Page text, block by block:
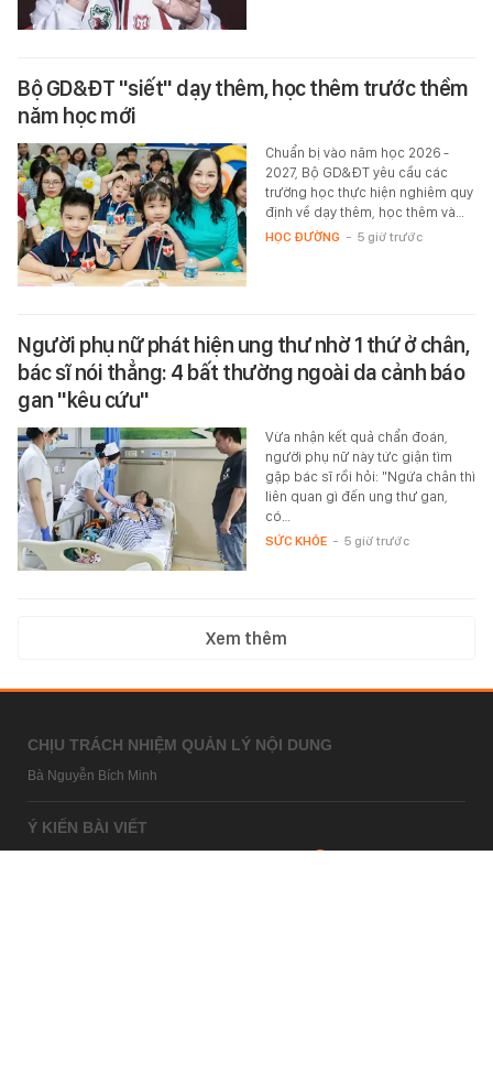
Bộ GD&ĐT "siết" dạy thêm, học thêm trước thềm
năm học mới
Chuẩn bị vào năm học 2026 -
2027, Bộ GD&ĐT yêu cầu các
trường học thực hiện nghiêm quy
định về dạy thêm, học thêm và…
HỌC ĐƯỜNG - 5 giờ trước
Người phụ nữ phát hiện ung thư nhờ 1 thứ ở chân,
bác sĩ nói thẳng: 4 bất thường ngoài da cảnh báo
gan "kêu cứu"
Vừa nhận kết quả chẩn đoán,
người phụ nữ này tức giận tìm
gặp bác sĩ rồi hỏi: "Ngứa chân thì
liên quan gì đến ung thư gan,
có…
SỨC KHỎE - 5 giờ trước
Xem thêm
CHỊU TRÁCH NHIỆM QUẢN LÝ NỘI DUNG
Bà Nguyễn Bích Minh
Ý KIẾN BÀI VIẾT